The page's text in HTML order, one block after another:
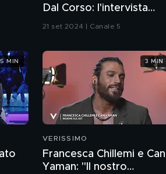
Dal Corso: l'intervista
21 set 2024 | Canale 5
5 MIN
VERISSIMO
Francesca Chillemi e Can
Yaman: "Il nostro
3 MIN